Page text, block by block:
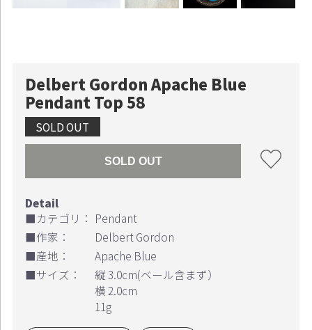
Delbert Gordon Apache Blue
Pendant Top 58
SOLD OUT
SOLD OUT
■カテゴリ： Pendant
■作家：
Delbert Gordon
■産地：
Apache Blue
■サイズ：
縦 3.0cm(ベール含まず）
横 2.0cm
11g
お買い物を続ける